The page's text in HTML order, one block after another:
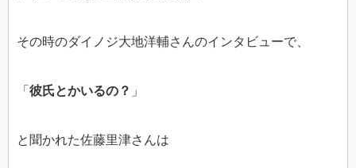
その時のダイノジ大地洋輔さんのインタビューで、
「 彼氏とかいるの？ 」
と聞かれた佐藤里津さんは